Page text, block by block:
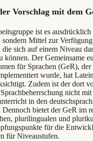
Vorschlag mit dem
ist es
sondern Mittel zur
die sich auf einem Niveau
können. Der Gemeinsame
für Sprachen (GeR),
wurde, hat
Zudem ist der dort
nicht
in den
bietet der GeR im
plurilingualen und
für die
für Niveaustufen.